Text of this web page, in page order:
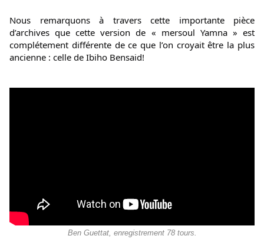
Nous remarquons à travers cette importante pièce
d’archives que cette version de « mersoul Yamna » est
complétement différente de ce que l’on croyait être la plus
ancienne : celle de Ibiho Bensaid!
Ben Guettat, enregistrement 78 tours.